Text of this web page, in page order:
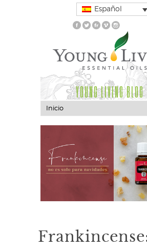
Español
YOUNG LIVING BLOG